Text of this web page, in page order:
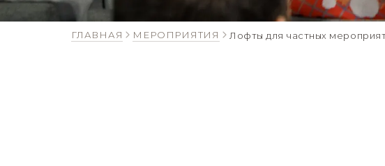
ГЛАВНАЯ МЕРОПРИЯТИЯ Лофты для частных